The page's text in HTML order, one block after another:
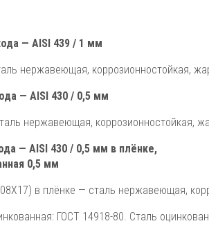
— AISI 439 / 1 мм
нержавеющая, коррозионностойкая,
— AISI 430 / 0,5 мм
нержавеющая, коррозионностойкая,
— AISI 430 / 0,5 мм в плёнке,
0,5 мм
в плёнке — сталь нержавеющая,
ГОСТ 14918-80. Сталь